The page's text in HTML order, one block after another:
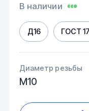
В наличии
Д16 ГОСТ
Диаметр резьбы
М10